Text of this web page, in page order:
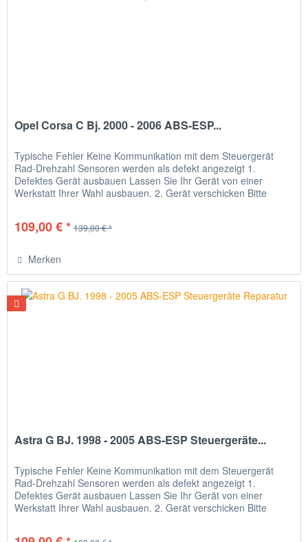
Opel Corsa C Bj. 2000 - 2006 ABS-ESP...
Typische Fehler Keine Kommunikation mit dem Steuergerät
Rad-Drehzahl Sensoren werden als defekt angezeigt 1.
Defektes Gerät ausbauen Lassen Sie Ihr Gerät von einer
Werkstatt Ihrer Wahl ausbauen. 2. Gerät verschicken Bitte
109,00 € * 139,00 € *
Merken
Astra G BJ. 1998 - 2005 ABS-ESP Steuergeräte...
Typische Fehler Keine Kommunikation mit dem Steuergerät
Rad-Drehzahl Sensoren werden als defekt angezeigt 1.
Defektes Gerät ausbauen Lassen Sie Ihr Gerät von einer
Werkstatt Ihrer Wahl ausbauen. 2. Gerät verschicken Bitte